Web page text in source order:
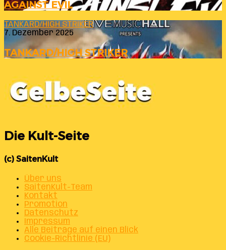
AGAINST EVIL
TANKARD/HIGH STRIKER
7. Dezember 2025
TANKARD/HIGH STRIKER
Die Kult-Seite
(c) SaitenKult
Über uns
SaitenKult-Team
Kontakt
Promotion
Datenschutz
Impressum
Alle Beiträge auf einen Blick
Cookie-Richtlinie (EU)